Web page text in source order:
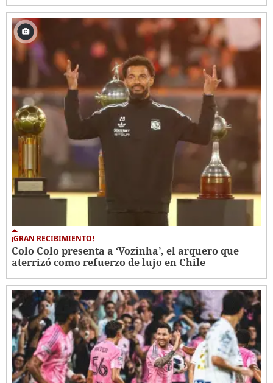
¡GRAN RECIBIMIENTO!
Colo Colo presenta a ‘Vozinha’, el arquero que
aterrizó como refuerzo de lujo en Chile